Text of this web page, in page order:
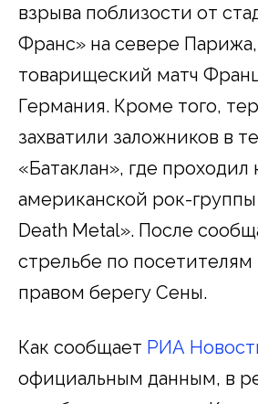
взрыва поблизости от
Франс» на севере
товарищеский матч
Германия. Кроме того,
захватили заложников в
«Батаклан», где проходил
американской рок-
Death Metal». После
стрельбе по посетителям
правом берегу Сены.
Как сообщает РИА
официальным данным, в